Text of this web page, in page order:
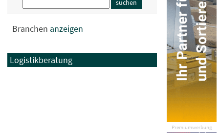
Premiumwerbung
Branchen anzeigen
Logistikberatung